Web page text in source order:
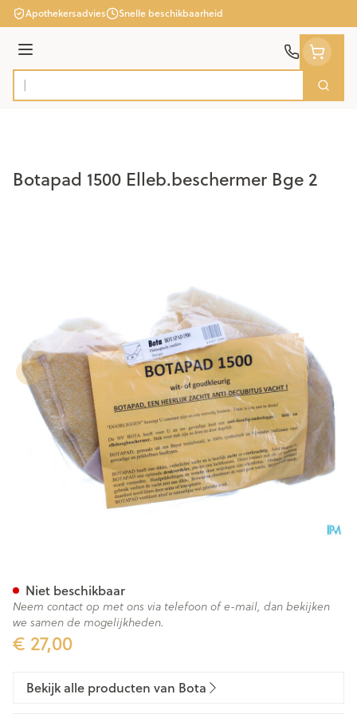
Ga naar de inhoud
Apothekersadvies Snelle beschikbaarheid
Menu
Product, merk, categorie...
Zoek
Botapad 1500 Elleb.beschermer Bge 2
€ 27,00
Niet beschikbaar
Neem contact op met ons via telefoon of e-mail, dan bekijken
we samen de mogelijkheden.
Bekijk alle producten van Bota